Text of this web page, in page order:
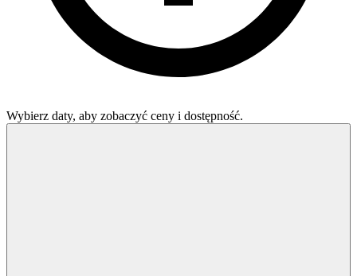
Wybierz daty, aby zobaczyć ceny i dostępność.